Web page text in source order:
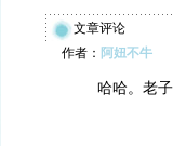
文章评论
作者： 阿妞不牛
哈哈。老